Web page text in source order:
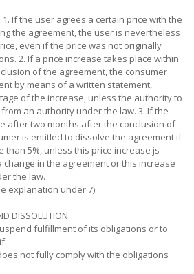
1. If the user agrees a certain price with the
the agreement, the user is nevertheless
even if the price was not originally
2. If a price increase takes place within
of the agreement, the consumer
by means of a written statement,
of the increase, unless the authority to
an authority under the law. 3. If the
after two months after the conclusion of
is entitled to dissolve the agreement if
than 5%, unless this price increase js
in the agreement or this increase
the law.
explanation under 7).
DISSOLUTION
fulfillment of its obligations or to
not fully comply with the obligations